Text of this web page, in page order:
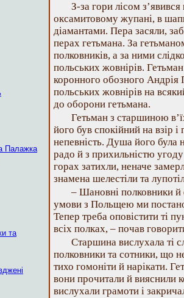
Палажка
та
З-за гори лісом
оксамитовому жупані, в
діамантами. Пера засяли,
перах гетьмана. За
полковників, а за ними
польських жовнірів.
коронного обозного Андрія
польських жовнірів на
до оборони гетьмана.
Гетьман з старшиною
його був спокійний на взір
непевність. Душа його була
радо й з прихильністю
горах затихли, неначе
знамена шелестіли та
– Шановні полковники й
умови з Польщею ми
Тепер треба оповістити ті
всіх полках, – почав
Старшина вислухала ті
полковники та сотники, що
тихо гомоніти й нарікати.
вони прочитали й вияснили
вислухали грамоти і